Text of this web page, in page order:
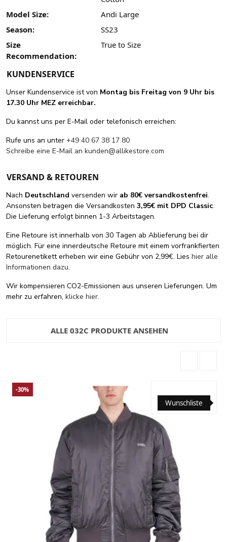
Model Size:
Andi Large
Season:
SS23
Size
Recommendation:
True to Size
KUNDENSERVICE
Unser Kundenservice ist von Montag bis Freitag von 9 Uhr bis
17.30 Uhr MEZ erreichbar.
Du kannst uns per E-Mail oder telefonisch erreichen:
Rufe uns an unter +49 40 67 38 17 80
Schreibe eine E-Mail an kunden@allikestore.com
VERSAND & RETOUREN
Nach Deutschland versenden wir ab 80€ versandkostenfrei.
Ansonsten betragen die Versandkosten 3,95€ mit DPD Classic.
Die Lieferung erfolgt binnen 1-3 Arbeitstagen.
Eine Retoure ist innerhalb von 30 Tagen ab Ablieferung bei dir
möglich. Für eine innerdeutsche Retoure mit einem vorfrankfierten
Retourenetikett erheben wir eine Gebühr von 2,99€. Lies hier alle
Informationen dazu.
Wir kompensieren CO2-Emissionen aus unseren Lieferungen. Um
mehr zu erfahren, klicke hier.
ALLE 032C PRODUKTE ANSEHEN
Wunschliste
-30%